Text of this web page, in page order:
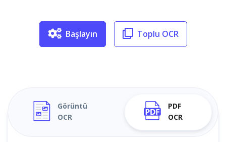
Başlayın Toplu OCR
Görüntü
OCR
PDF
OCR